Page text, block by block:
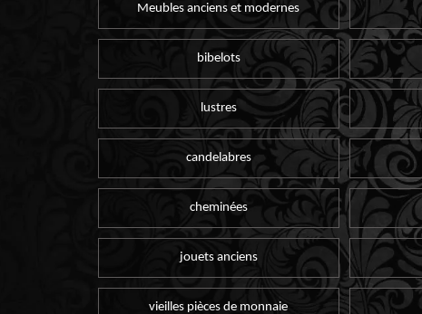
Meubles anciens et modernes
bibelots
lustres
candelabres
cheminées
jouets anciens
vieilles pièces de monnaie